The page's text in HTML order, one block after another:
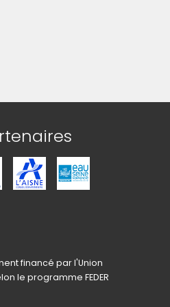
financé par l'Union
le programme FEDER